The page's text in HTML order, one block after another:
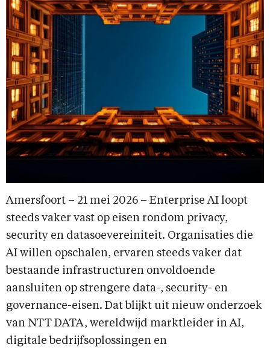
Amersfoort – 21 mei 2026 – Enterprise AI loopt
steeds vaker vast op eisen rondom privacy,
security en datasoevereiniteit. Organisaties die
AI willen opschalen, ervaren steeds vaker dat
bestaande infrastructuren onvoldoende
aansluiten op strengere data-, security- en
governance-eisen. Dat blijkt uit nieuw onderzoek
van NTT DATA, wereldwijd marktleider in AI,
digitale bedrijfsoplossingen en